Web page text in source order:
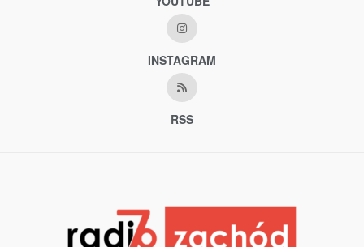
INSTAGRAM
RSS